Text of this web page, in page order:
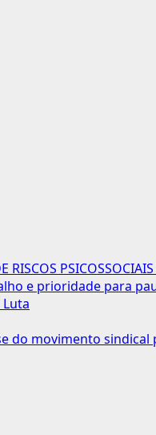
RISCOS
e prioridade para
do movimento sindical